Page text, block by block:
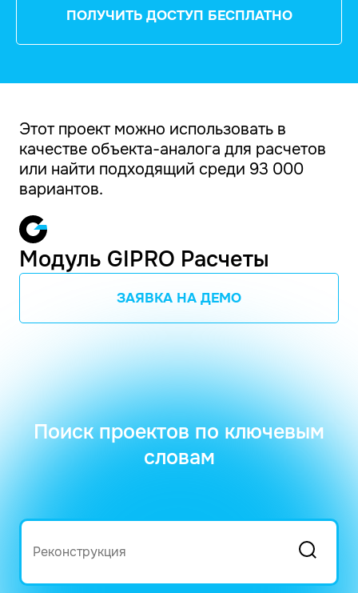
ПОЛУЧИТЬ ДОСТУП БЕСПЛАТНО
Этот проект можно использовать в
качестве объекта-аналога для расчетов
или найти подходящий среди 93 000
вариантов.
Модуль GIPRO Расчеты
ЗАЯВКА НА ДЕМО
Поиск проектов по ключевым
словам